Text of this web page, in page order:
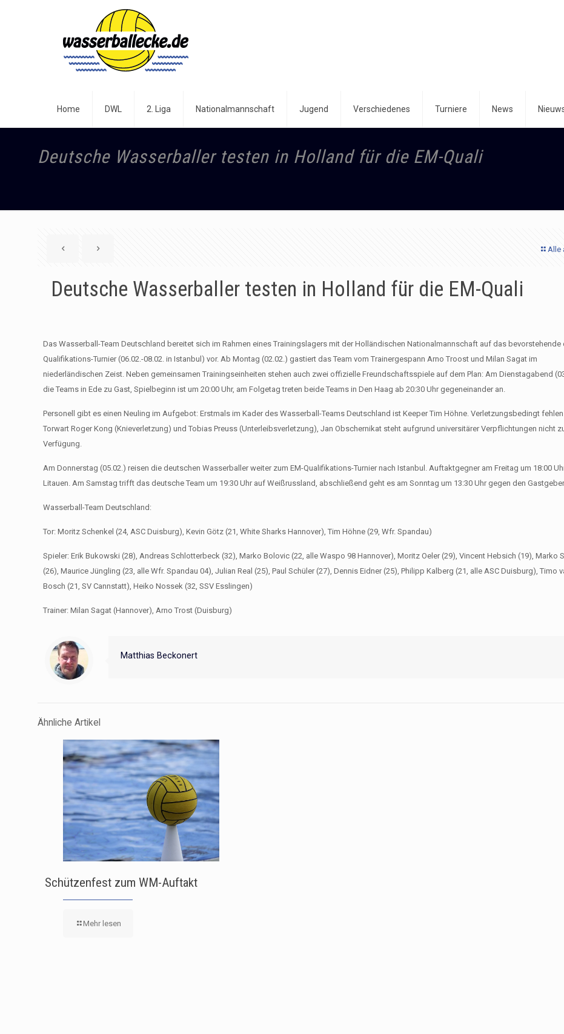
Home DWL 2. Liga Nationalmannschaft Jugend Verschiedenes Turniere News
Deutsche Wasserballer testen in Holland für die EM-Quali
Alle
Deutsche Wasserballer testen in Holland für die EM-Quali
Das Wasserball-Team Deutschland bereitet sich im Rahmen eines Trainingslagers mit der Holländischen Nationalmannschaft auf das bevorstehende
Qualifikations-Turnier (06.02.-08.02. in Istanbul) vor. Ab Montag (02.02.) gastiert das Team vom Trainergespann Arno Troost und Milan Sagat im
niederländischen Zeist. Neben gemeinsamen Trainingseinheiten stehen auch zwei offizielle Freundschaftsspiele auf dem Plan: Am Dienstagabend
die Teams in Ede zu Gast, Spielbeginn ist um 20:00 Uhr, am Folgetag treten beide Teams in Den Haag ab 20:30 Uhr gegeneinander an.
Personell gibt es einen Neuling im Aufgebot: Erstmals im Kader des Wasserball-Teams Deutschland ist Keeper Tim Höhne. Verletzungsbedingt
Torwart Roger Kong (Knieverletzung) und Tobias Preuss (Unterleibsverletzung), Jan Obschernikat steht aufgrund universitärer Verpflichtungen nicht
Verfügung.
Am Donnerstag (05.02.) reisen die deutschen Wasserballer weiter zum EM-Qualifikations-Turnier nach Istanbul. Auftaktgegner am Freitag um 18:00
Litauen. Am Samstag trifft das deutsche Team um 19:30 Uhr auf Weißrussland, abschließend geht es am Sonntag um 13:30 Uhr gegen den
Wasserball-Team Deutschland:
Tor: Moritz Schenkel (24, ASC Duisburg), Kevin Götz (21, White Sharks Hannover), Tim Höhne (29, Wfr. Spandau)
Spieler: Erik Bukowski (28), Andreas Schlotterbeck (32), Marko Bolovic (22, alle Waspo 98 Hannover), Moritz Oeler (29), Vincent Hebsich (19), Marko
(26), Maurice Jüngling (23, alle Wfr. Spandau 04), Julian Real (25), Paul Schüler (27), Dennis Eidner (25), Philipp Kalberg (21, alle ASC Duisburg), Timo
Bosch (21, SV Cannstatt), Heiko Nossek (32, SSV Esslingen)
Trainer: Milan Sagat (Hannover), Arno Trost (Duisburg)
Matthias Beckonert
Ähnliche Artikel
Schützenfest zum WM-Auftakt
Mehr lesen